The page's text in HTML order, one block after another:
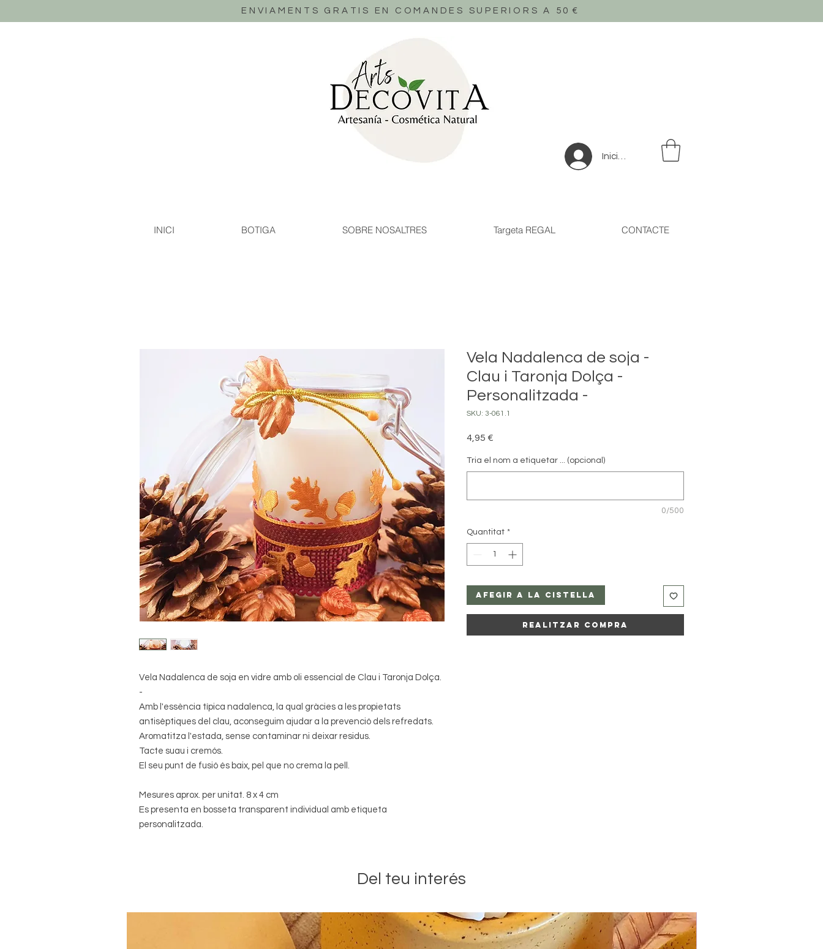
ENVIAMENTS GRATIS EN COMANDES SUPERIORS A 50 €
Inicia la sessió
INICI BOTIGA SOBRE NOSALTRES Targeta REGAL CONTACTE
Vela Nadalenca de soja en vidre amb oli essencial de Clau i Taronja Dolça.
-
Amb l'essència típica nadalenca, la qual gràcies a les propietats
antisèptiques del clau, aconseguim ajudar a la prevenció dels refredats.
Aromatitza l'estada, sense contaminar ni deixar residus.
Tacte suau i cremós.
El seu punt de fusió és baix, pel que no crema la pell.
Mesures aprox. per unitat. 8 x 4 cm
Es presenta en bosseta transparent individual amb etiqueta
personalitzada.
Vela Nadalenca de soja -
Clau i Taronja Dolça -
Personalitzada -
SKU: 3-061.1
4,95 €
Tria el nom a etiquetar ... (opcional)
0/500
Quantitat *
Afegir a la Cistella
Realitzar Compra
Del teu interés